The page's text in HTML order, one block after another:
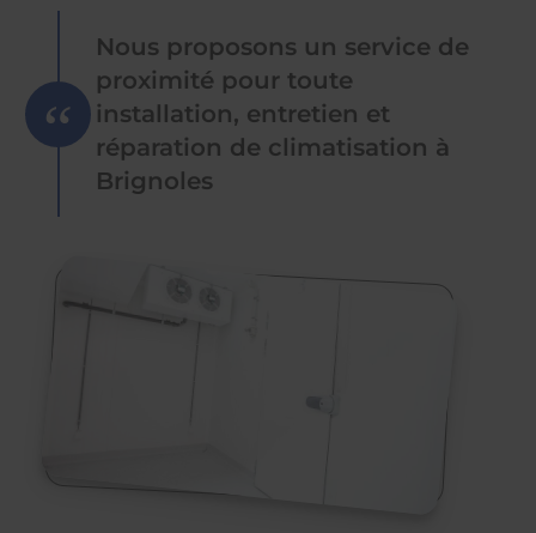
Nous proposons un service de
proximité pour toute
installation, entretien et
réparation de climatisation à
Brignoles